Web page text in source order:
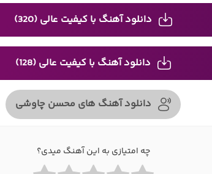
دانلود آهنگ با کیفیت عالی (320)
دانلود آهنگ با کیفیت عالی (128)
دانلود آهنگ های محسن چاوشی
چه امتیازی به این آهنگ میدی؟